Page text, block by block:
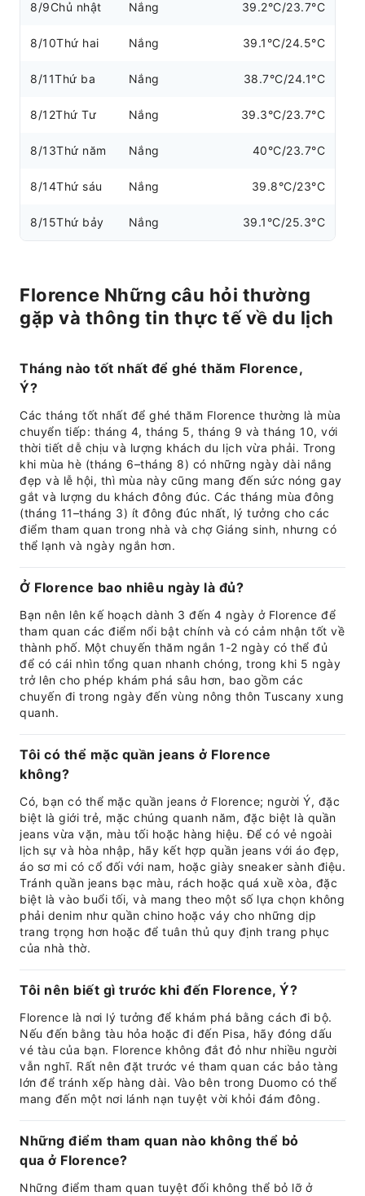
8/9Chủ nhật Nắng 39.2°C/23.7°C
8/10Thứ hai Nắng 39.1°C/24.5°C
8/11Thứ ba Nắng 38.7°C/24.1°C
8/12Thứ Tư Nắng 39.3°C/23.7°C
8/13Thứ năm Nắng 40°C/23.7°C
8/14Thứ sáu Nắng 39.8°C/23°C
8/15Thứ bảy Nắng 39.1°C/25.3°C
Florence Những câu hỏi thường
gặp và thông tin thực tế về du lịch
Tháng nào tốt nhất để ghé thăm Florence,
Ý?
Các tháng tốt nhất để ghé thăm Florence thường là mùa
chuyển tiếp: tháng 4, tháng 5, tháng 9 và tháng 10, với
thời tiết dễ chịu và lượng khách du lịch vừa phải. Trong
khi mùa hè (tháng 6–tháng 8) có những ngày dài nắng
đẹp và lễ hội, thì mùa này cũng mang đến sức nóng gay
gắt và lượng du khách đông đúc. Các tháng mùa đông
(tháng 11–tháng 3) ít đông đúc nhất, lý tưởng cho các
điểm tham quan trong nhà và chợ Giáng sinh, nhưng có
thể lạnh và ngày ngắn hơn.
Ở Florence bao nhiêu ngày là đủ?
Bạn nên lên kế hoạch dành 3 đến 4 ngày ở Florence để
tham quan các điểm nổi bật chính và có cảm nhận tốt về
thành phố. Một chuyến thăm ngắn 1-2 ngày có thể đủ
để có cái nhìn tổng quan nhanh chóng, trong khi 5 ngày
trở lên cho phép khám phá sâu hơn, bao gồm các
chuyến đi trong ngày đến vùng nông thôn Tuscany xung
quanh.
Tôi có thể mặc quần jeans ở Florence
không?
Có, bạn có thể mặc quần jeans ở Florence; người Ý, đặc
biệt là giới trẻ, mặc chúng quanh năm, đặc biệt là quần
jeans vừa vặn, màu tối hoặc hàng hiệu. Để có vẻ ngoài
lịch sự và hòa nhập, hãy kết hợp quần jeans với áo đẹp,
áo sơ mi có cổ đối với nam, hoặc giày sneaker sành điệu.
Tránh quần jeans bạc màu, rách hoặc quá xuề xòa, đặc
biệt là vào buổi tối, và mang theo một số lựa chọn không
phải denim như quần chino hoặc váy cho những dịp
trang trọng hơn hoặc để tuân thủ quy định trang phục
của nhà thờ.
Tôi nên biết gì trước khi đến Florence, Ý?
Florence là nơi lý tưởng để khám phá bằng cách đi bộ.
Nếu đến bằng tàu hỏa hoặc đi đến Pisa, hãy đóng dấu
vé tàu của bạn. Florence không đắt đỏ như nhiều người
vẫn nghĩ. Rất nên đặt trước vé tham quan các bảo tàng
lớn để tránh xếp hàng dài. Vào bên trong Duomo có thể
mang đến một nơi lánh nạn tuyệt vời khỏi đám đông.
Những điểm tham quan nào không thể bỏ
qua ở Florence?
Những điểm tham quan tuyệt đối không thể bỏ lỡ ở